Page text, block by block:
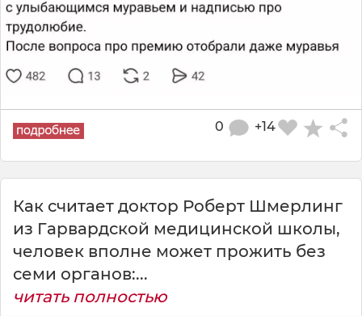
+14
0
Как считает доктор Роберт Шмерлинг
из Гарвардской медицинской школы,
человек вполне может прожить без
семи органов:...
читать полностью